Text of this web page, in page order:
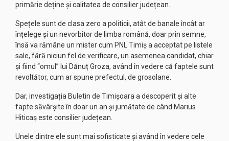
primărie deține și calitatea de consilier județean.
Spețele sunt de clasa zero a politicii, atât de banale încât ar
înțelege și un nevorbitor de limba română, doar prin semne,
însă va rămâne un mister cum PNL Timiș a acceptat pe listele
sale, fără niciun fel de verificare, un asemenea candidat, chiar
și fiind “omul” lui Dănuț Groza, având în vedere că faptele sunt
revoltător, cum ar spune prefectul, de grosolane.
Dar, investigația Buletin de Timișoara a descoperit și alte
fapte săvârșite în doar un an și jumătate de când Marius
Hiticaș este consilier județean.
Unele dintre ele sunt mai sofisticate și având în vedere cele